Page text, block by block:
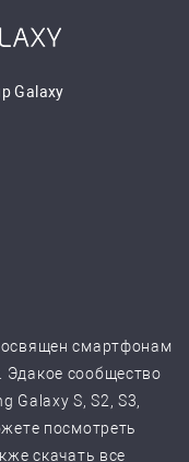
Galaxy
смартфонам
Эдакое сообщество
Galaxy S, S2, S3,
посмотреть
скачать все